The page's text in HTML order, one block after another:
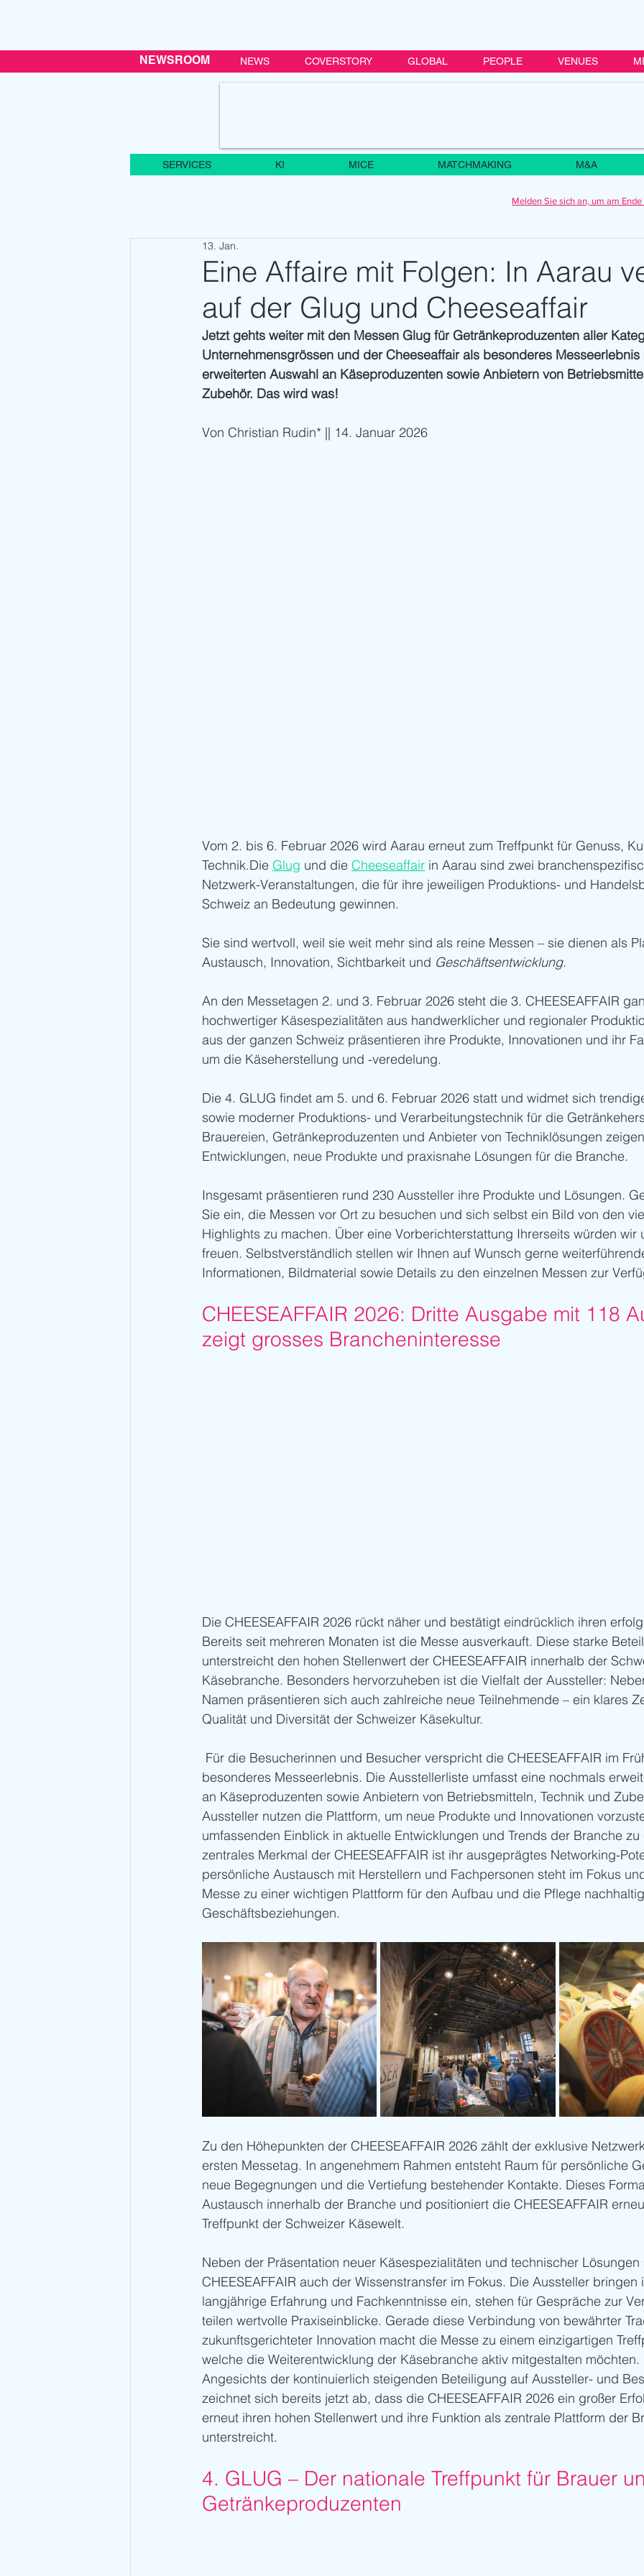
NEWS COVERSTORY GLOBAL PEOPLE VENUES
NEWSROOM
SERVICES KI MICE MATCHMAKING M&A
Melden Sie sich an, um am
Eine Affaire mit Folgen: In Aarau
auf der Glug und Cheeseaffair
13. Jan.
Jetzt gehts weiter mit den Messen Glug für Getränkeproduzenten aller
Unternehmensgrössen und der Cheeseaffair als besonderes Messeerlebnis
erweiterten Auswahl an Käseproduzenten sowie Anbietern von
Zubehör. Das wird was!
Von Christian Rudin* || 14. Januar 2026
Vom 2. bis 6. Februar 2026 wird Aarau erneut zum Treffpunkt für Genuss,
Technik.Die Glug und die Cheeseaffair in Aarau sind zwei
Netzwerk-Veranstaltungen, die für ihre jeweiligen Produktions- und
Schweiz an Bedeutung gewinnen.
Sie sind wertvoll, weil sie weit mehr sind als reine Messen – sie dienen als
Austausch, Innovation, Sichtbarkeit und Geschäftsentwicklung.
An den Messetagen 2. und 3. Februar 2026 steht die 3. CHEESEAFFAIR
hochwertiger Käsespezialitäten aus handwerklicher und regionaler
aus der ganzen Schweiz präsentieren ihre Produkte, Innovationen und ihr
um die Käseherstellung und -veredelung.
Die 4. GLUG findet am 5. und 6. Februar 2026 statt und widmet sich
sowie moderner Produktions- und Verarbeitungstechnik für die
Brauereien, Getränkeproduzenten und Anbieter von Techniklösungen
Entwicklungen, neue Produkte und praxisnahe Lösungen für die Branche.
Insgesamt präsentieren rund 230 Aussteller ihre Produkte und Lösungen.
Sie ein, die Messen vor Ort zu besuchen und sich selbst ein Bild von den
Highlights zu machen. Über eine Vorberichterstattung Ihrerseits würden wir
freuen. Selbstverständlich stellen wir Ihnen auf Wunsch gerne
Informationen, Bildmaterial sowie Details zu den einzelnen Messen zur
CHEESEAFFAIR 2026: Dritte Ausgabe mit 118
zeigt grosses Brancheninteresse
Die CHEESEAFFAIR 2026 rückt näher und bestätigt eindrücklich ihren
Bereits seit mehreren Monaten ist die Messe ausverkauft. Diese starke
unterstreicht den hohen Stellenwert der CHEESEAFFAIR innerhalb der
Käsebranche. Besonders hervorzuheben ist die Vielfalt der Aussteller:
Namen präsentieren sich auch zahlreiche neue Teilnehmende – ein klares
Qualität und Diversität der Schweizer Käsekultur.
Für die Besucherinnen und Besucher verspricht die CHEESEAFFAIR im
besonderes Messeerlebnis. Die Ausstellerliste umfasst eine nochmals
an Käseproduzenten sowie Anbietern von Betriebsmitteln, Technik und
Aussteller nutzen die Plattform, um neue Produkte und Innovationen
umfassenden Einblick in aktuelle Entwicklungen und Trends der Branche zu
zentrales Merkmal der CHEESEAFFAIR ist ihr ausgeprägtes Networking-
persönliche Austausch mit Herstellern und Fachpersonen steht im Fokus
Messe zu einer wichtigen Plattform für den Aufbau und die Pflege
Geschäftsbeziehungen.
Zu den Höhepunkten der CHEESEAFFAIR 2026 zählt der exklusive
ersten Messetag. In angenehmem Rahmen entsteht Raum für persönliche
neue Begegnungen und die Vertiefung bestehender Kontakte. Dieses
Austausch innerhalb der Branche und positioniert die CHEESEAFFAIR
Treffpunkt der Schweizer Käsewelt.
Neben der Präsentation neuer Käsespezialitäten und technischer
CHEESEAFFAIR auch der Wissenstransfer im Fokus. Die Aussteller bringen
langjährige Erfahrung und Fachkenntnisse ein, stehen für Gespräche zur
teilen wertvolle Praxiseinblicke. Gerade diese Verbindung von bewährter
zukunftsgerichteter Innovation macht die Messe zu einem einzigartigen
welche die Weiterentwicklung der Käsebranche aktiv mitgestalten möchten.
Angesichts der kontinuierlich steigenden Beteiligung auf Aussteller- und
zeichnet sich bereits jetzt ab, dass die CHEESEAFFAIR 2026 ein großer
erneut ihren hohen Stellenwert und ihre Funktion als zentrale Plattform der
unterstreicht.
4. GLUG – Der nationale Treffpunkt für Brauer
Getränkeproduzenten